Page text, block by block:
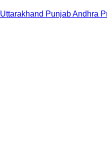
Uttarakhand PunjabAndhra